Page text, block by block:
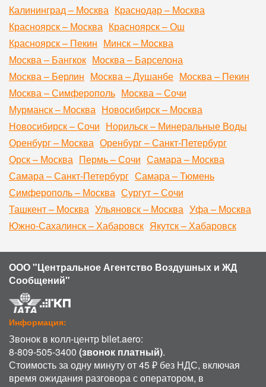
Калининград – Москва Краснодар – Москва
Красноярск – Москва Красноярск – Ош
Красноярск – Пекин Минск – Москва
Москва – Бангкок Москва – Барселона
Москва – Берлин Москва – Душанбе Москва – Пекин
Москва – Симферополь Москва – Сочи
Мурманск – Москва Новосибирск – Москва
Новосибирск – Сочи Норильск – Минеральные Воды
Оренбург – Москва Оренбург – Санкт-Петербург
Орск – Москва Пермь – Сочи Самара – Москва
Самара – Санкт-Петербург Самара – Тюмень
Симферополь – Москва Сургут – Сочи
Ташкент – Москва Ульяновск – Москва Уфа – Москва
Южно-Сахалинск – Хабаровск Якутск – Хабаровск
ООО "Центральное Агентство Воздушных и ЖД
Сообщений"
Информация:
Звонок в колл-центр bilet.aero:
8-809-505-3400 (звонок платный).
Стоимость за одну минуту от 45 ₽ без НДС, включая
время ожидания разговора с оператором, в